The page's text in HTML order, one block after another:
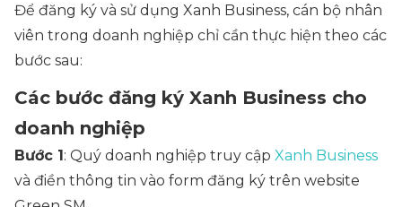
Để đăng ký và sử dụng Xanh Business, cán bộ nhân
viên trong doanh nghiệp chỉ cần thực hiện theo các
bước sau:
Các bước đăng ký Xanh Business cho
doanh nghiệp
Bước 1: Quý doanh nghiệp truy cập Xanh Business
và điền thông tin vào form đăng ký trên website